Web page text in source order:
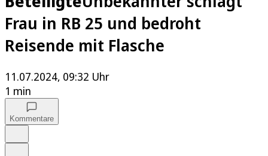
Frau in RB 25 und bedroht
Reisende mit Flasche
11.07.2024, 09:32 Uhr
1 min
Kommentare